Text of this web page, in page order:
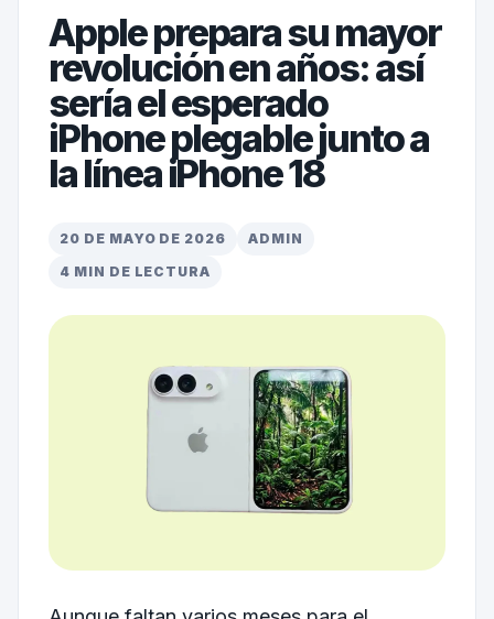
Apple prepara su mayor
revolución en años: así
sería el esperado
iPhone plegable junto a
la línea iPhone 18
20 DE MAYO DE 2026
ADMIN
4 MIN DE LECTURA